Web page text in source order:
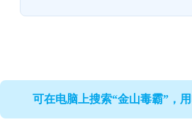
可在电脑上搜索“金山毒霸”，